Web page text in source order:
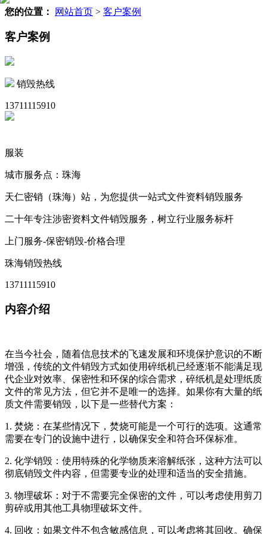
您的位置： 网站首页 > 客户案例
客户案例
销毁热线
13711115910
服装
城市服务点：珠海
天仁密销（珠海）站，为您提供一站式文件资料销毁服务
二十年专注涉密资料文件销毁服务，树立行业服务标杆
上门服务-保密销毁-价格合理
珠海销毁热线
13711115910
内容介绍
在当今社会，随着信息技术的飞速发展和环境保护意识的不断
增强，传统的文件销毁方式如使用碎纸机已经逐渐不能满足现
代企业对效率、保密性和环保的综合需求，碎纸机是处理纸质
文件的常见方法，但它并不是唯一的选择。如果你有大量的纸
质文件需要销毁，以下是一些替代方案：
1. 焚烧：在某些情况下，焚烧可能是一个可行的选项。这通常
需要在专门的设施中进行，以确保安全和符合环保标准。
2. 化学销毁：使用特殊的化学物质来溶解纸张，这种方法可以
彻底销毁文件内容，但需要专业的处理和适当的安全措施。
3. 物理破坏：对于不需要完全保密的文件，可以考虑使用剪刀
剪碎或用其他工具物理破坏文件。
4. 回收：如果文件不包含敏感信息，可以考虑将其回收。确保